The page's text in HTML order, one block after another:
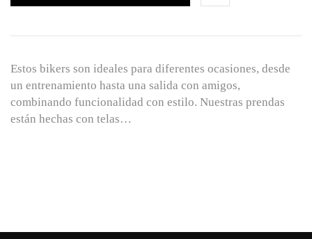
Estos bikers son ideales para diferentes ocasiones, desde
un entrenamiento hasta una salida con amigos,
combinando funcionalidad con estilo. Nuestras prendas
están hechas con telas…